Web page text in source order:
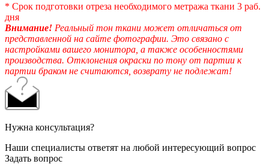
* Срок подготовки отреза необходимого метража ткани 3 раб.
дня
Внимание! Реальный тон ткани может отличаться от
представленной на сайте фотографии. Это связано с
настройками вашего монитора, а также особенностями
производства. Отклонения окраски по тону от партии к
партии браком не считаются, возврату не подлежат!
Нужна консультация?
Наши специалисты ответят на любой интересующий вопрос
Задать вопрос